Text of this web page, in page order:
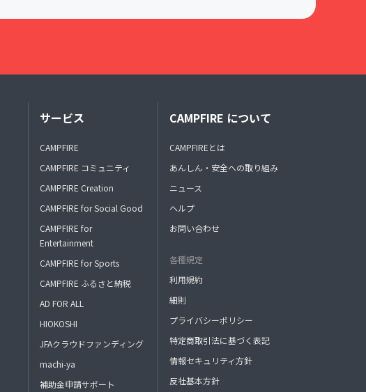
サービス
CAMPFIRE
CAMPFIRE コミュニティ
CAMPFIRE Creation
CAMPFIRE for Social Good
CAMPFIRE for
Entertainment
CAMPFIRE for Sports
CAMPFIRE ふるさと納税
AD FOR ALL
HIOKOSHI
JFAクラウドファンディング
machi-ya
補助金申請サポート
CAMPFIRE について
CAMPFIREとは
あんしん・安全への取り組み
ニュース
ヘルプ
お問い合わせ
各種規定
利用規約
細則
プライバシーポリシー
特定商取引法に基づく表記
情報セキュリティ方針
反社基本方針